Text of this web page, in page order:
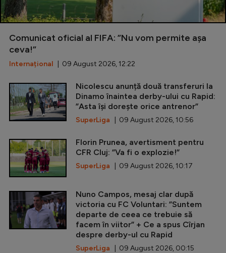
Comunicat oficial al FIFA: ”Nu vom permite așa
ceva!”
Internațional | 09 August 2026, 12:22
Nicolescu anunță două transferuri la
Dinamo înaintea derby-ului cu Rapid:
”Asta își dorește orice antrenor”
SuperLiga | 09 August 2026, 10:56
Florin Prunea, avertisment pentru
CFR Cluj: ”Va fi o explozie!”
SuperLiga | 09 August 2026, 10:17
Nuno Campos, mesaj clar după
victoria cu FC Voluntari: ”Suntem
departe de ceea ce trebuie să
facem în viitor” + Ce a spus Cîrjan
despre derby-ul cu Rapid
SuperLiga | 09 August 2026, 00:15